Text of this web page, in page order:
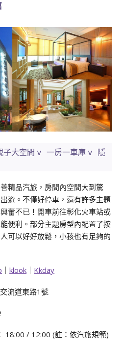
大空間 v 一房一車庫 v 隱
精品汽旅，房間內空間大到驚
遊。不僅好停車，還有許多主題
奮不已！開車前往彰化火車站或
便利。部分主題房型內配置了按
可以好好放鬆，小孩也有足夠的
｜klook Kkday
流道東路1號
18:00 / 12:00 (註：依汽旅規範)